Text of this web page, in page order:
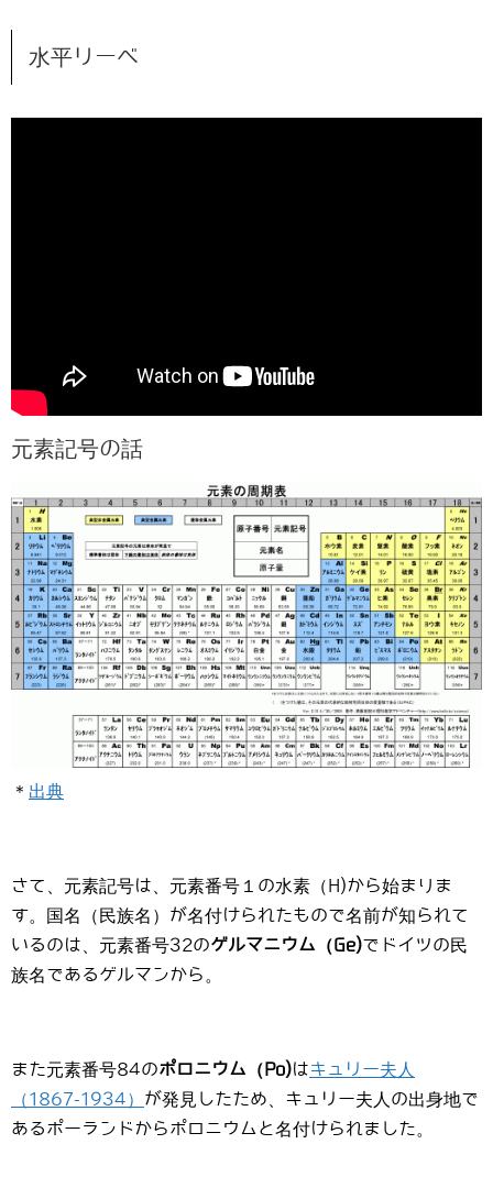
水平リーベ
元素記号の話
＊ 出典
さて、元素記号は、元素番号１の水素（H)から始まりま
す。国名（民族名）が名付けられたもので名前が知られて
いるのは、元素番号32のゲルマニウム（Ge)でドイツの民
族名であるゲルマンから。
また元素番号84のポロニウム（Po)はキュリー夫人
（1867-1934） が発見したため、キュリー夫人の出身地で
あるポーランドからポロニウムと名付けられました。